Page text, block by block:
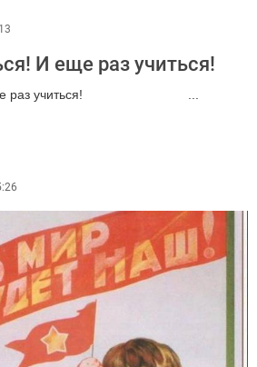
И еще раз учиться!
И еще раз учиться! ...